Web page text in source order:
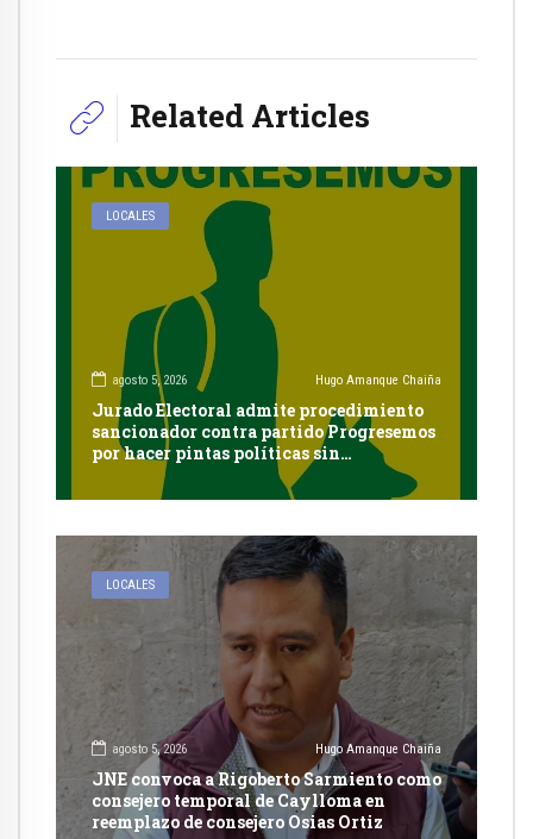
Related Articles
LOCALES
agosto 5, 2026 Hugo Amanque Chaiña
Jurado Electoral admite procedimiento
sancionador contra partido Progresemos
por hacer pintas políticas sin
autorización en Cayma
LOCALES
agosto 5, 2026 Hugo Amanque Chaiña
JNE convoca a Rigoberto Sarmiento como
consejero temporal de Caylloma en
reemplazo de consejero Osias Ortiz